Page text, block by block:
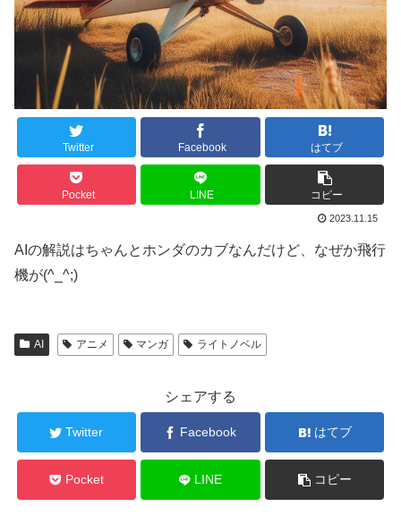
Twitter Facebook はてブ
Pocket LINE コピー
2023.11.15
AIの解説はちゃんとホンダのカブなんだけど、なぜか飛行
機が(^_^;)
AI アニメ マンガ ライトノベル
シェアする
Twitter Facebook はてブ
Pocket LINE コピー